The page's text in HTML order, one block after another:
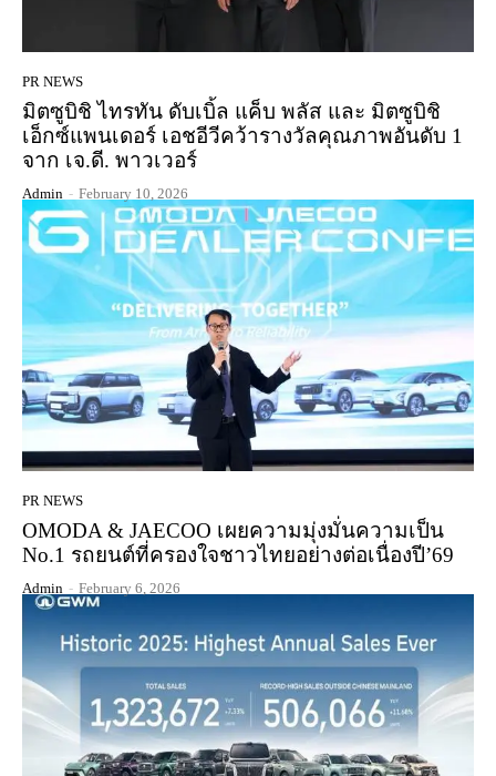
PR NEWS
มิตซูบิชิ ไทรทัน ดับเบิ้ล แค็บ พลัส และ มิตซูบิชิ
เอ็กซ์แพนเดอร์ เอชอีวีคว้ารางวัลคุณภาพอันดับ 1
จาก เจ.ดี. พาวเวอร์
Admin - February 10, 2026
PR NEWS
OMODA & JAECOO เผยความมุ่งมั่นความเป็น
No.1 รถยนต์ที่ครองใจชาวไทยอย่างต่อเนื่องปี’69
Admin - February 6, 2026